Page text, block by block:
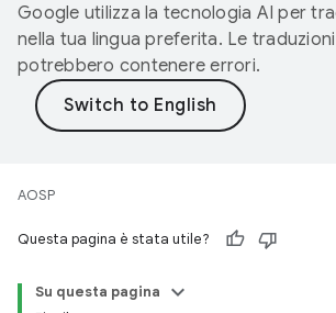
Google utilizza la tecnologia AI per
nella tua lingua preferita. Le
potrebbero contenere errori.
AOSP
Questa pagina è stata utile?
Su questa pagina